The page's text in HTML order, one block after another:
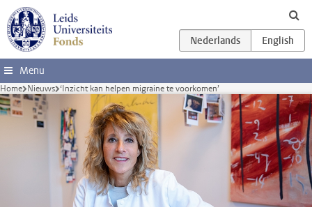
Ga direct naar de inhoud
Menu
Home Nieuws ‘Inzicht kan helpen migraine te voorkomen’